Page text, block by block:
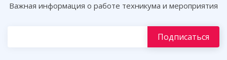
Важная информация о работе техникума и мероприятия